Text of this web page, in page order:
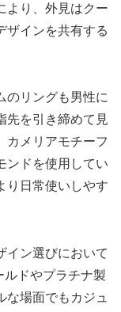
より、外見はクー
ザインを共有する
のリングも男性に
先を引き締めて見
カメリアモチーフ
ンドを使用してい
り日常使いしやす
イン選びにおいて
ドやプラチナ製
場面でもカジュ